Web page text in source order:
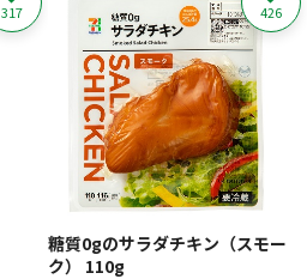
317
糖質0gのサラダチキン（スモー
ク） 110g
426